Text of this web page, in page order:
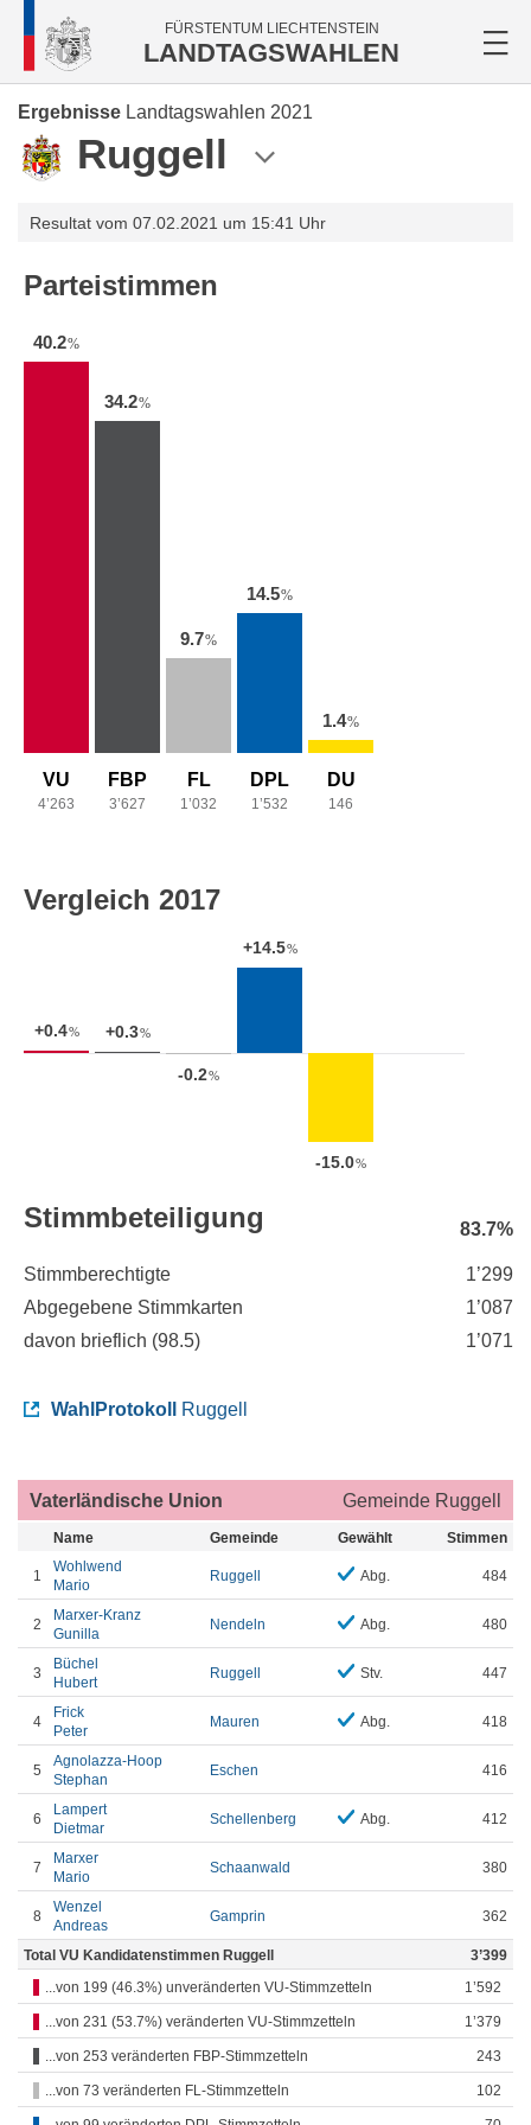
FÜRSTENTUM LIECHTENSTEIN
LANDTAGSWAHLEN
Ergebnisse Landtagswahlen 2021
Ruggell
Resultat vom 07.02.2021 um 15:41 Uhr
Parteistimmen
40.2%
VU
4’263
34.2%
FBP
3’627
9.7%
FL
1’032
14.5%
DPL
1’532
1.4%
DU
146
Vergleich 2017
+0.4% +0.3%
-0.2%
+14.5%
-15.0%
Stimmbeteiligung 83.7%
Stimmberechtigte
1’299
Abgegebene Stimmkarten
1’087
davon brieflich (98.5) 1’071
WahlProtokoll Ruggell
Vaterländische Union Gemeinde Ruggell
Name Gemeinde Gewählt Stimmen
1
Wohlwend
Mario
Ruggell Abg. 484
2
Marxer-Kranz
Gunilla
Nendeln Abg. 480
3
Büchel
Hubert
Ruggell Stv. 447
4
Frick
Peter
Mauren Abg. 418
5
Agnolazza-Hoop
Stephan
Eschen 416
6
Lampert
Dietmar
Schellenberg Abg. 412
7
Marxer
Mario
Schaanwald 380
8
Wenzel
Andreas
Gamprin 362
Total VU Kandidatenstimmen Ruggell
3’399
...von 199 (46.3%) unveränderten VU-Stimmzetteln
1’592
...von 231 (53.7%) veränderten VU-Stimmzetteln 1’379
...von 253 veränderten FBP-Stimmzetteln 243
...von 73 veränderten FL-Stimmzetteln 102